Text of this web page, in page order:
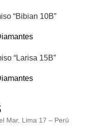
“Bibian 10B”
“Larisa 15B”
Mar, Lima 17 – Perú